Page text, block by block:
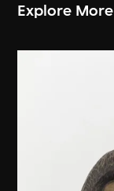
Explore More